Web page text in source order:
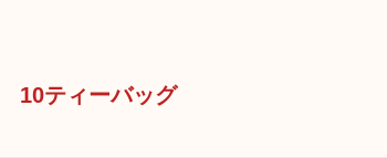
10ティーバッグ